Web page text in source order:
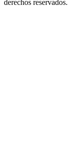
derechos reservados.